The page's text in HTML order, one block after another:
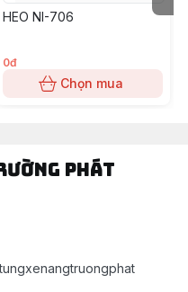
HEO NI-706
0đ
Chọn mua
PHÁT